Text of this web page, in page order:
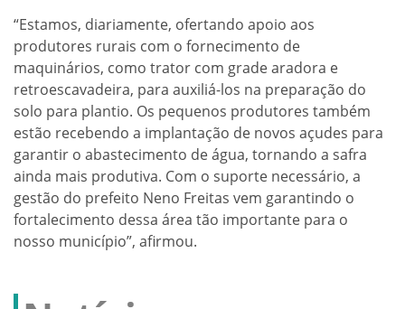
“Estamos, diariamente, ofertando apoio aos
produtores rurais com o fornecimento de
maquinários, como trator com grade aradora e
retroescavadeira, para auxiliá-los na preparação do
solo para plantio. Os pequenos produtores também
estão recebendo a implantação de novos açudes para
garantir o abastecimento de água, tornando a safra
ainda mais produtiva. Com o suporte necessário, a
gestão do prefeito Neno Freitas vem garantindo o
fortalecimento dessa área tão importante para o
nosso município”, afirmou.